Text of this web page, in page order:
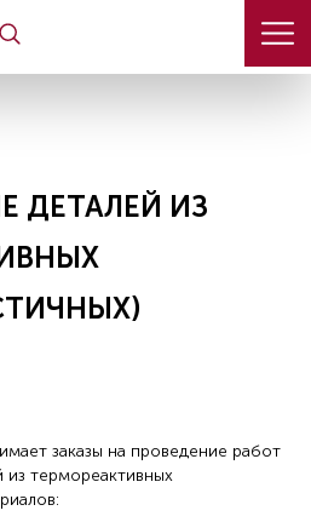
ДЕТАЛЕЙ ИЗ
заказы на проведение работ
термореактивных